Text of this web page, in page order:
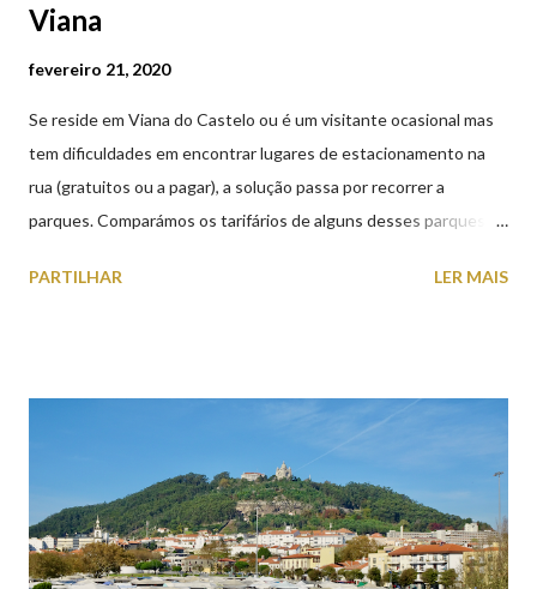
Viana
fevereiro 21, 2020
Se reside em Viana do Castelo ou é um visitante ocasional mas
tem dificuldades em encontrar lugares de estacionamento na
rua (gratuitos ou a pagar), a solução passa por recorrer a
parques. Comparámos os tarifários de alguns desses parques de
subterrâneos) perto do centro da cidade (entenda-se por
subterrâneos. O Parque da Estação Viana Shopping é grátis de
2ª a 5ª feira a partir das 20:00 (DIAS ÚTEIS)
PARTILHAR LER MAIS